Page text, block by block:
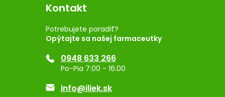
Kontakt
Potrebujete poradiť?
Opýtajte sa našej farmaceutky
0948 633 266
Po-Pia 7:00 - 16:00
info@iliek.sk